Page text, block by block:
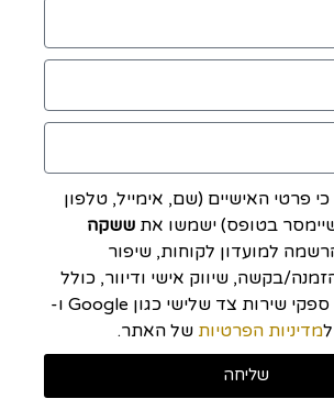
פרטי האישיים (שם, אימייל, טלפון
בטופס) ישמשו את ששקה
למועדון לקוחות, שיפור
בקשה, שיווק אישי ודיוור, כולל
שיתוף מידע עם ספקי שירות צד שלישי כגון Google ו-
מדיניות הפרטיות של האתר.
שליחה